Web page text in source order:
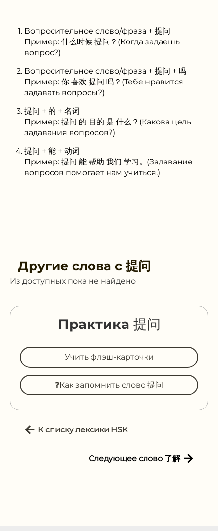
Вопросительное слово/фраза + 提问
Пример: 什么时候 提问？(Когда задаешь
вопрос?)
Вопросительное слово/фраза + 提问 + 吗
Пример: 你 喜欢 提问 吗？(Тебе нравится
задавать вопросы?)
提问 + 的 + 名词
Пример: 提问 的 目的 是 什么？(Какова цель
задавания вопросов?)
提问 + 能 + 动词
Пример: 提问 能 帮助 我们 学习。(Задавание
вопросов помогает нам учиться.)
Другие слова с 提问
Из доступных пока не найдено
Практика 提问
Учить флэш-карточки
❓Как запомнить слово 提问
К списку лексики HSK
Следующее слово 了解